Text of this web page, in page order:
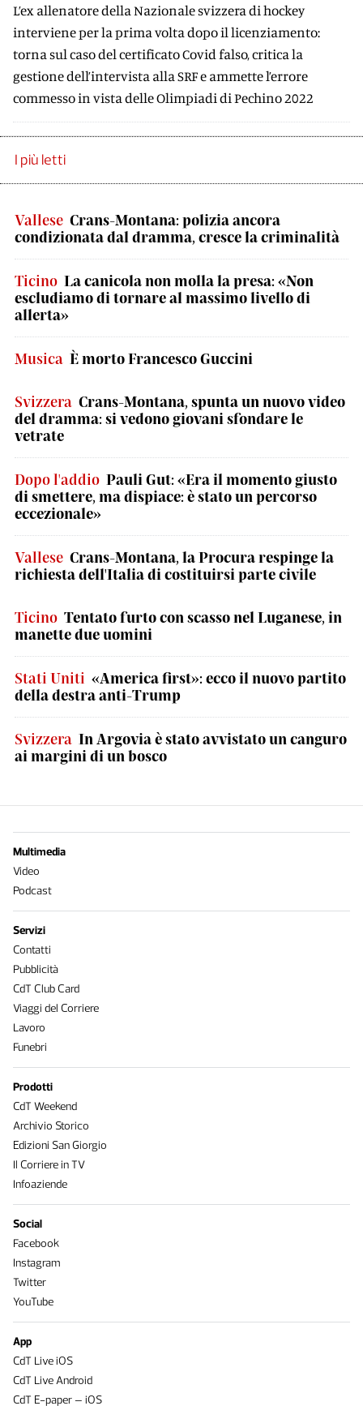
L’ex allenatore della Nazionale svizzera di hockey
interviene per la prima volta dopo il licenziamento:
torna sul caso del certificato Covid falso, critica la
gestione dell’intervista alla SRF e ammette l’errore
commesso in vista delle Olimpiadi di Pechino 2022
I più letti
Vallese Crans-Montana: polizia ancora
condizionata dal dramma, cresce la criminalità
Ticino La canicola non molla la presa: «Non
escludiamo di tornare al massimo livello di
allerta»
Musica È morto Francesco Guccini
Svizzera Crans-Montana, spunta un nuovo video
del dramma: si vedono giovani sfondare le
vetrate
Dopo l'addio Pauli Gut: «Era il momento giusto
di smettere, ma dispiace: è stato un percorso
eccezionale»
Vallese Crans-Montana, la Procura respinge la
richiesta dell'Italia di costituirsi parte civile
Ticino Tentato furto con scasso nel Luganese, in
manette due uomini
Stati Uniti «America first»: ecco il nuovo partito
della destra anti-Trump
Svizzera In Argovia è stato avvistato un canguro
ai margini di un bosco
Multimedia
Video
Podcast
Servizi
Contatti
Pubblicità
CdT Club Card
Viaggi del Corriere
Lavoro
Funebri
Prodotti
CdT Weekend
Archivio Storico
Edizioni San Giorgio
Il Corriere in TV
Infoaziende
Social
Facebook
Instagram
Twitter
YouTube
App
CdT Live iOS
CdT Live Android
CdT E-paper – iOS